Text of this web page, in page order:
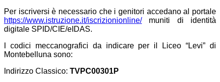
Per iscriversi è necessario che i genitori accedano al portale
https://www.istruzione.it/iscrizionionline/muniti di identità
digitale SPID/CIE/eIDAS.
I codici meccanografici da indicare per il Liceo “Levi” di
Montebelluna sono:
Indirizzo Classico: TVPC00301P